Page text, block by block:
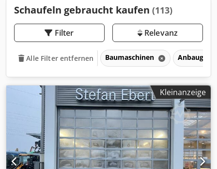
Schaufeln gebraucht kaufen (113)
Filter Relevanz
Alle Filter entfernen Baumaschinen
Kleinanzeige